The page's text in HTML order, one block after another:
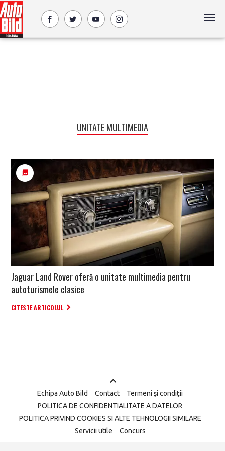
UNITATE MULTIMEDIA
Jaguar Land Rover oferă o unitate multimedia pentru
autoturismele clasice
CITESTE ARTICOLUL
Echipa Auto Bild Contact
Termeni și condiții
POLITICA DE CONFIDENTIALITATE A DATELOR
POLITICA PRIVIND COOKIES SI ALTE TEHNOLOGII SIMILARE
Servicii utile
Concurs